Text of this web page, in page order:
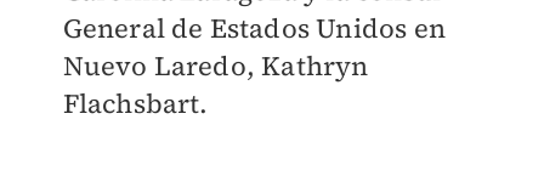
General de Estados Unidos en
Nuevo Laredo, Kathryn
Flachsbart.